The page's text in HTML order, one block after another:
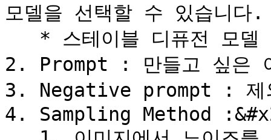
모델을 선택할 수 있습니다.
2. Prompt : 만들고 싶은
3. Negative prompt : 제
4. Sampling Method